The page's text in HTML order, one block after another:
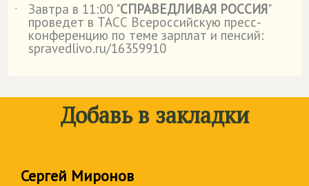
˙
Завтра в 11:00 "СПРАВЕДЛИВАЯ РОССИЯ"
проведет в ТАСС Всероссийскую пресс-
конференцию по теме зарплат и пенсий:
spravedlivo.ru/16359910
Добавь в закладки
Сергей Миронов